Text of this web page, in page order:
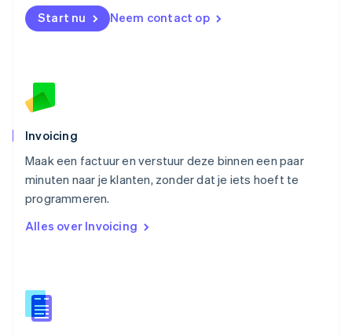
Start nu Neem contact op
Invoicing
Maak een factuur en verstuur deze binnen een paar
minuten naar je klanten, zonder dat je iets hoeft te
programmeren.
Alles over Invoicing
English
Noorwegen
Polen
English
Português
English
Singapore
English简体中文
EnglishItaliano
Español
Thailand